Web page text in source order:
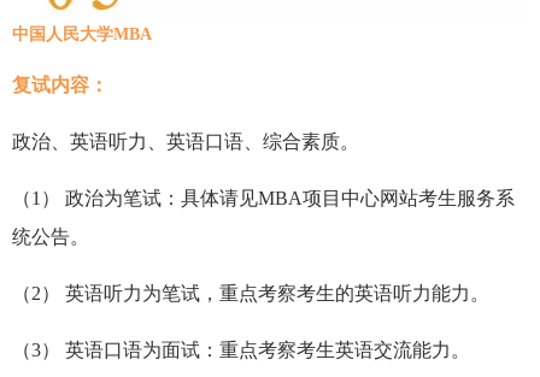
中国人民大学MBA
复试内容：
政治、英语听力、英语口语、综合素质。
（1） 政治为笔试：具体请见MBA项目中心网站考生服务系
统公告。
（2） 英语听力为笔试，重点考察考生的英语听力能力。
（3） 英语口语为面试：重点考察考生英语交流能力。